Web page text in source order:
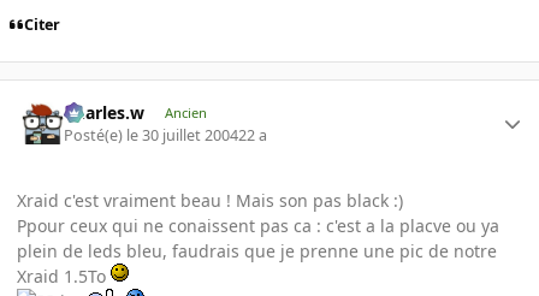
Citer
Charles.w Ancien
Posté(e) le 30 juillet 200422 a
Xraid c'est vraiment beau ! Mais son pas black :)
Ppour ceux qui ne conaissent pas ca : c'est a la placve ou ya
plein de leds bleu, faudrais que je prenne une pic de notre
Xraid 1.5To